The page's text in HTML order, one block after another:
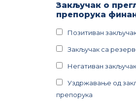
Закључак о
препорука
Позитиван
Закључак са
Негативан
Уздржавање од
препорука